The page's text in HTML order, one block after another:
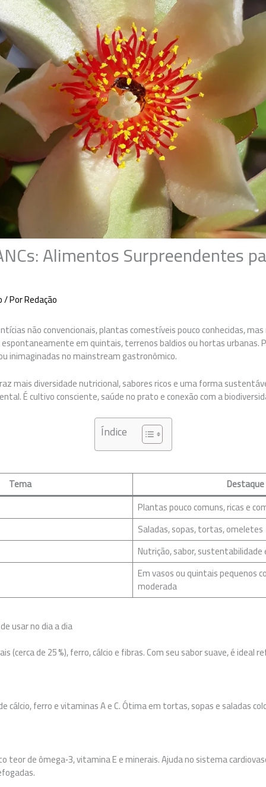
Alimentos Surpreendentes
/ PorRedação
não convencionais, plantas comestíveis pouco conhecidas,
em quintais, terrenos baldios ou hortas urbanas.
inimaginadas no mainstream gastronômico.
mais diversidade nutricional, sabores ricos e uma forma
É cultivo consciente, saúde no prato e conexão com a
Índice
Tema
Destaque
Plantas pouco comuns, ricas e
Saladas, sopas, tortas, omeletes
Nutrição, sabor,
Em vasos ou quintais pequenos
moderada
usar no dia a dia
(cerca de 25 %), ferro, cálcio e fibras. Com seu sabor suave, é ideal
cálcio, ferro e vitaminas A e C. Ótima em tortas, sopas e saladas
teor de ômega‑3, vitamina E e minerais. Ajuda no sistema